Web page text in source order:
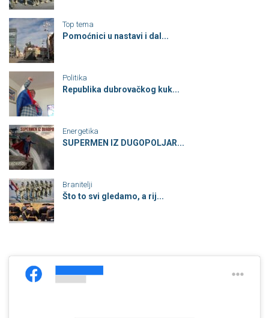
Top tema
Pomoćnici u nastavi i dal...
Politika
Republika dubrovačkog kuk...
Energetika
SUPERMEN IZ DUGOPOLJAR...
Branitelji
Što to svi gledamo, a rij...